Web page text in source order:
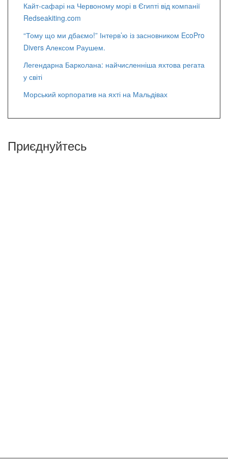
Кайт-сафарі на Червоному морі в Єгипті від компанії
Redseakiting.com
“Тому що ми дбаємо!” Інтерв’ю із засновником EcoPro
Divers Алексом Раушем.
Легендарна Барколана: найчисленніша яхтова регата
у світі
Морський корпоратив на яхті на Мальдівах
Приєднуйтесь